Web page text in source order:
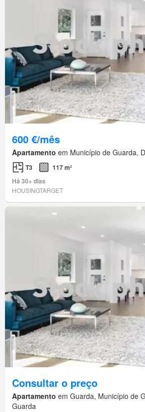
600 €/mês
Apartamento em Município de Guarda,
T3
117 m²
Há 30+ dias
HOUSINGTARGET
Consultar o preço
Apartamento em Guarda, Município de
Guarda